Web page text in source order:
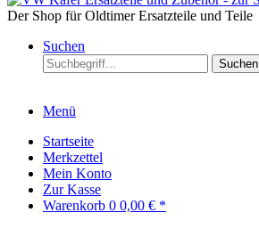
Der Shop für Oldtimer Ersatzteile und Teile
Suchen
Suchen
Menü
Startseite
Merkzettel
Mein Konto
Zur Kasse
Warenkorb 0 0,00 € *